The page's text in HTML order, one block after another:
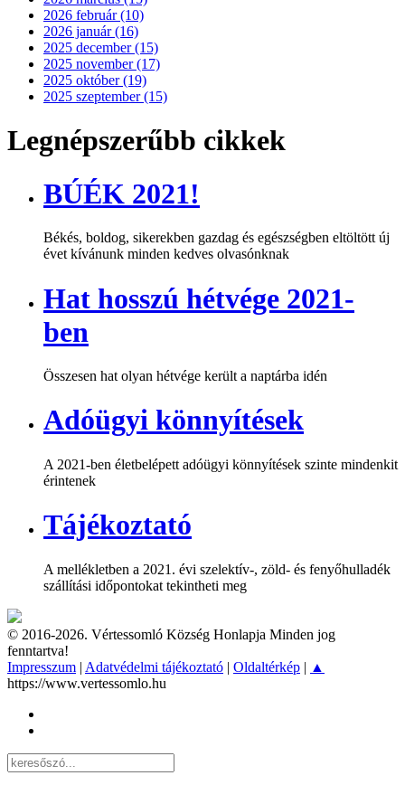
2026 február (10)
2026 január (16)
2025 december (15)
2025 november (17)
2025 október (19)
2025 szeptember (15)
Legnépszerűbb cikkek
BÚÉK 2021!
Békés, boldog, sikerekben gazdag és egészségben eltöltött új
évet kívánunk minden kedves olvasónknak
Hat hosszú hétvége 2021-
ben
Összesen hat olyan hétvége került a naptárba idén
Adóügyi könnyítések
A 2021-ben életbelépett adóügyi könnyítések szinte mindenkit
érintenek
Tájékoztató
A mellékletben a 2021. évi szelektív-, zöld- és fenyőhulladék
szállítási időpontokat tekintheti meg
© 2016-2026. Vértessomló Község Honlapja Minden jog
fenntartva!
Impresszum | Adatvédelmi tájékoztató | Oldaltérkép | ▲
https://www.vertessomlo.hu